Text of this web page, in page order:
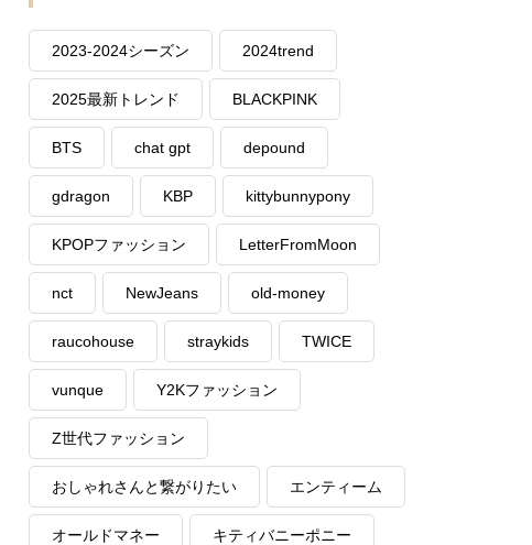
2023-2024シーズン 2024trend
2025最新トレンド BLACKPINK
BTS chat gpt depound
gdragon KBP kittybunnypony
KPOPファッション LetterFromMoon
nct NewJeans old-money
raucohouse straykids TWICE
vunque Y2Kファッション
Z世代ファッション
おしゃれさんと繋がりたい エンティーム
オールドマネー キティバニーポニー